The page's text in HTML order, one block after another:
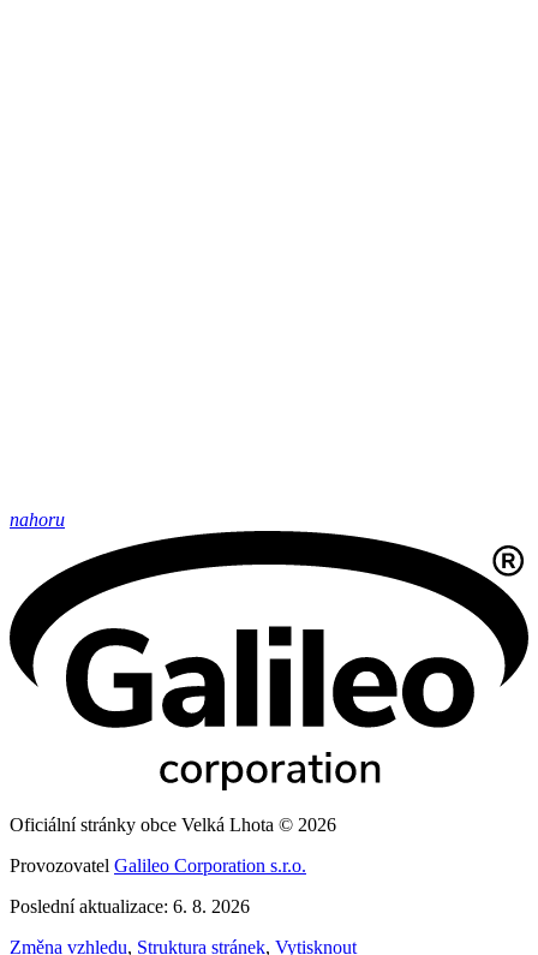
nahoru
Oficiální stránky obce Velká Lhota © 2026
Provozovatel Galileo Corporation s.r.o.
Poslední aktualizace: 6. 8. 2026
Změna vzhledu, Struktura stránek, Vytisknout